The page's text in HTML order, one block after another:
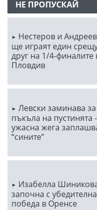
НЕ ПРОПУСКАЙ
Нестеров и Андреев
ще играят един
друг на 1/4-финалите
Пловдив
Левски заминава за
пъкъла на пустинята -
ужасна жега
“сините”
Изабелла
започна с убедителна
победа в Оренсе